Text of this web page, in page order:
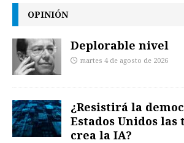
OPINIÓN
Deplorable nivel
martes 4 de agosto de 2026
¿Resistirá la
Estados Unidos las
crea la IA?